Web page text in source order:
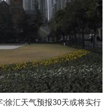
徐汇天气预报30天或将实行